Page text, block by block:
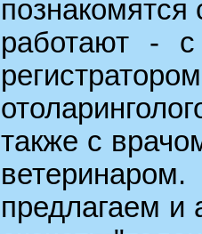
работают - с
также с
предлагаем и